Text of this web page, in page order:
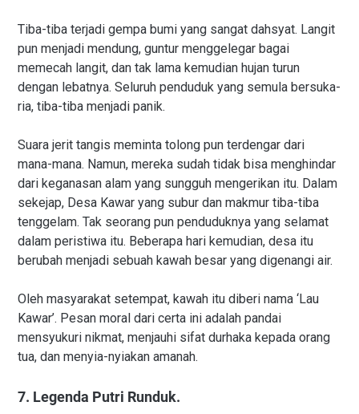
Tiba-tiba terjadi gempa bumi yang sangat dahsyat. Langit
pun menjadi mendung, guntur menggelegar bagai
memecah langit, dan tak lama kemudian hujan turun
dengan lebatnya. Seluruh penduduk yang semula bersuka-
ria, tiba-tiba menjadi panik.
Suara jerit tangis meminta tolong pun terdengar dari
mana-mana. Namun, mereka sudah tidak bisa menghindar
dari keganasan alam yang sungguh mengerikan itu. Dalam
sekejap, Desa Kawar yang subur dan makmur tiba-tiba
tenggelam. Tak seorang pun penduduknya yang selamat
dalam peristiwa itu. Beberapa hari kemudian, desa itu
berubah menjadi sebuah kawah besar yang digenangi air.
Oleh masyarakat setempat, kawah itu diberi nama ‘Lau
Kawar’. Pesan moral dari certa ini adalah pandai
mensyukuri nikmat, menjauhi sifat durhaka kepada orang
tua, dan menyia-nyiakan amanah.
7. Legenda Putri Runduk.